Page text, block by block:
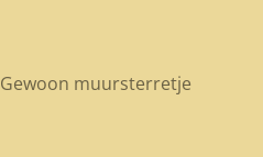
Gewoon muursterretje